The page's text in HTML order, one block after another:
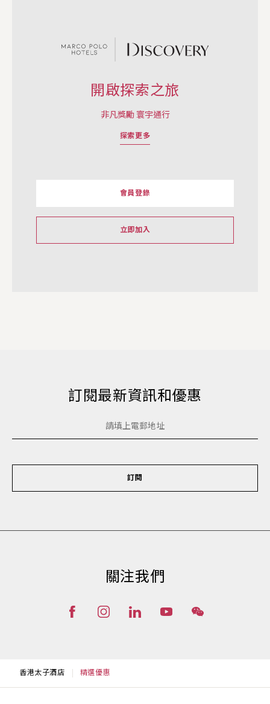
開啟探索之旅
非凡獎勵 寰宇通行
探索更多
會員登錄
立即加入
訂閱最新資訊和優惠
訂閱
關注我們
香港太子酒店 精選優惠